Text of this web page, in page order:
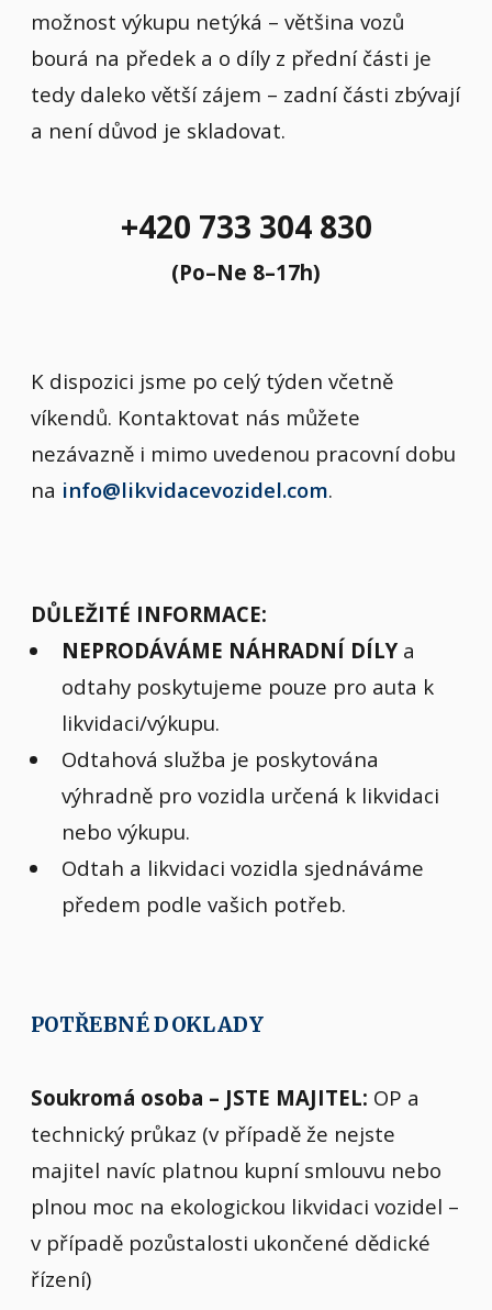
možnost výkupu netýká – většina vozů
bourá na předek a o díly z přední části je
tedy daleko větší zájem – zadní části zbývají
a není důvod je skladovat.
+420 733 304 830
(Po–Ne 8–17h)
K dispozici jsme po celý týden včetně
víkendů. Kontaktovat nás můžete
nezávazně i mimo uvedenou pracovní dobu
na info@likvidacevozidel.com.
DŮLEŽITÉ INFORMACE:
NEPRODÁVÁME NÁHRADNÍ DÍLYa
odtahy poskytujeme pouze pro auta k
likvidaci/výkupu.
Odtahová služba je poskytována
výhradně pro vozidla určená k likvidaci
nebo výkupu.
Odtah a likvidaci vozidla sjednáváme
předem podle vašich potřeb.
POTŘEBNÉ DOKLADY
Soukromá osoba – JSTE MAJITEL: OP a
technický průkaz (v případě že nejste
majitel navíc platnou kupní smlouvu nebo
plnou moc na ekologickou likvidaci vozidel –
v případě pozůstalosti ukončené dědické
řízení)